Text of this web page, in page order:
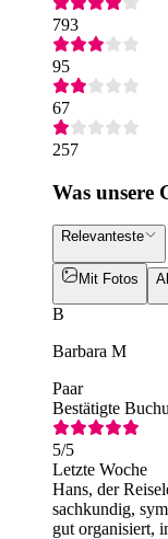
793
95
67
257
Was unsere
Relevanteste
Mit Fotos
B
Barbara M
Paar
Bestätigte
5/5
Letzte Woche
Hans, der
sachkundig,
gut organisiert,